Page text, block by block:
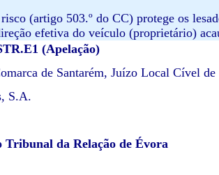
(artigo 503.º do CC) protege os
efetiva do veículo (proprietário)
(Apelação)
de Santarém, Juízo Local Cível de
S.A.
Tribunal da Relação de Évora